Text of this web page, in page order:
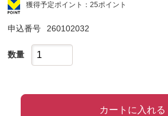
獲得予定ポイント：25ポイント
申込番号 260102032
数量
カートに入れる